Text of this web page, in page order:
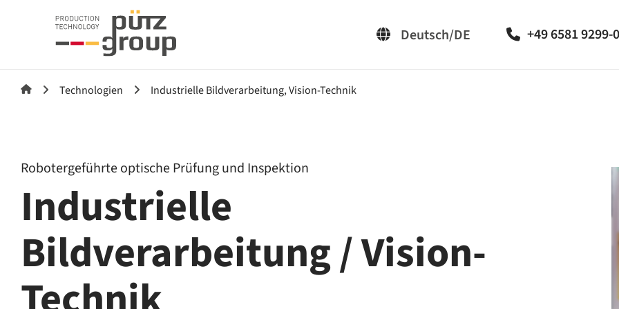
+49 6581 9299-0
Deutsch/DE
Technologien Industrielle Bildverarbeitung, Vision-Technik
Robotergeführte optische Prüfung und Inspektion
Industrielle
Bildverarbeitung / Vision-